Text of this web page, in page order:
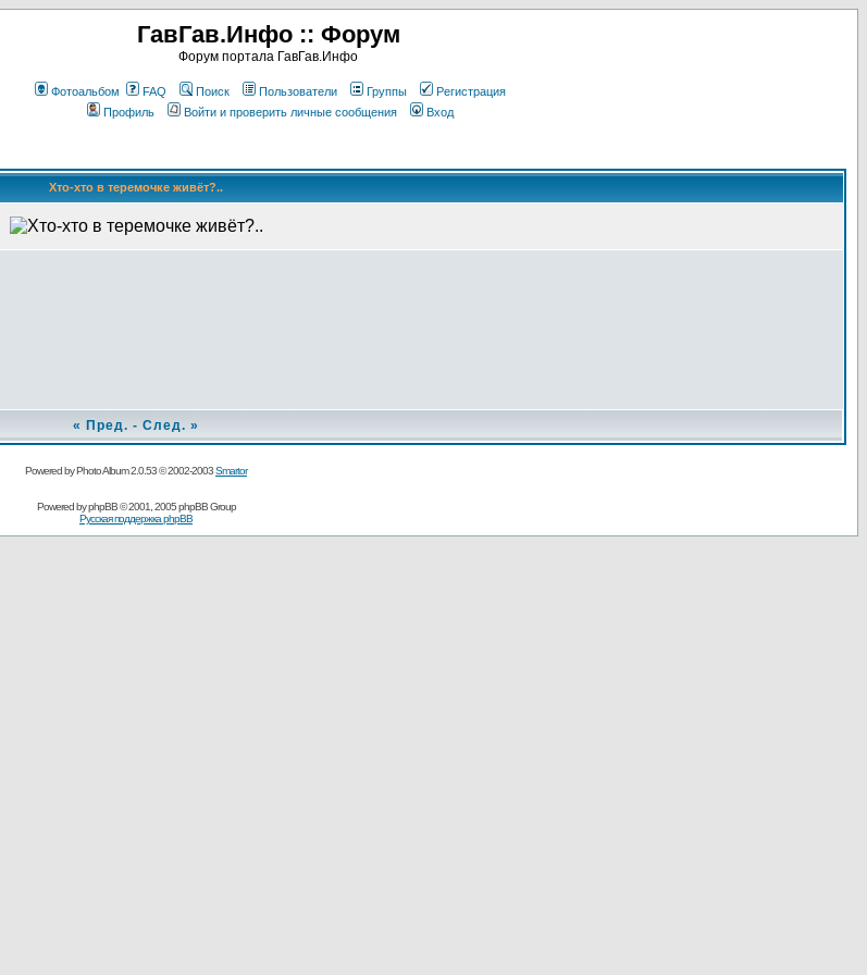
ГавГав.Инфо :: Форум
Форум портала ГавГав.Инфо
Фотоальбом FAQ Поиск Пользователи Группы
Регистрация
Профиль
Войти и проверить личные сообщения Вход
Хто-хто в теремочке живёт?..
« Пред. - След. »
Powered by Photo Album 2.0.53 © 2002-2003Smartor
Powered byphpBB© 2001, 2005 phpBB Group
Русская поддержка phpBB